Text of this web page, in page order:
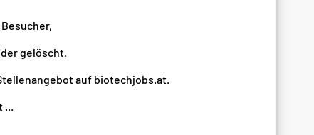
gelöscht.
auf biotechjobs.at.
...